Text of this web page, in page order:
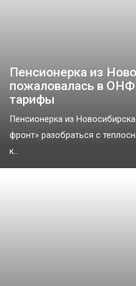
Пенсионерка из
пожаловалась в
тарифы
Пенсионерка из
фронт» разобраться с
к...